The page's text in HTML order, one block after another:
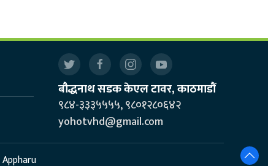
बौद्धनाथ सडक केएल टावर, काठमाडौं
९८४-३३३५५५५, ९८०१२८०६४२
yohotvhd@gmail.com
Appharu